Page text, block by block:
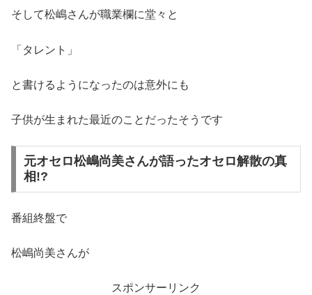
そして松嶋さんが職業欄に堂々と
「タレント」
と書けるようになったのは意外にも
子供が生まれた最近のことだったそうです
元オセロ松嶋尚美さんが語ったオセロ解散の真
相!?
番組終盤で
松嶋尚美さんが
スポンサーリンク